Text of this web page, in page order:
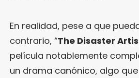
En realidad, pese a que
contrario, “The Disaster
película notablemente
un drama canónico, algo